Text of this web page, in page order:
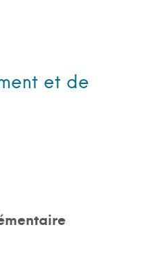
et de